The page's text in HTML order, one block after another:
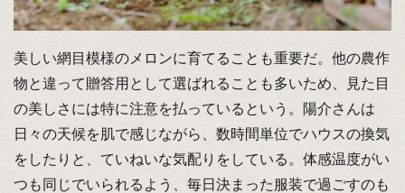
美しい網目模様のメロンに育てることも重要だ。他の農作
物と違って贈答用として選ばれることも多いため、見た目
の美しさには特に注意を払っているという。陽介さんは
日々の天候を肌で感じながら、数時間単位でハウスの換気
をしたりと、ていねいな気配りをしている。体感温度がい
つも同じでいられるよう、毎日決まった服装で過ごすのも